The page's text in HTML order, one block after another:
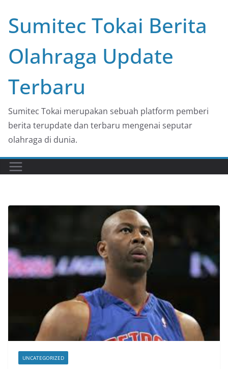
content
Sumitec Tokai Berita
Olahraga Update
Terbaru
Sumitec Tokai merupakan sebuah platform pemberi
berita terupdate dan terbaru mengenai seputar
olahraga di dunia.
UNCATEGORIZED